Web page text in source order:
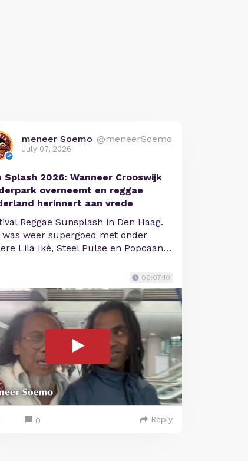
meneer Soemo @meneerSoemo
July 07, 2026
Splash 2026: Wanneer Crooswijk
overneemt en reggae
herinnert aan vrede
Reggae Sunsplash in Den Haag.
was weer supergoed met onder
Lila Iké, Steel Pulse en Popcaan…
00:07:10
0 Reply